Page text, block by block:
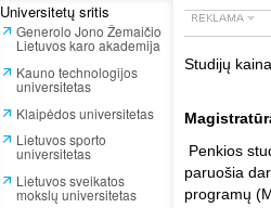
Universitetų sritis
Generolo Jono Žemaičio
Lietuvos karo akademija
Kauno technologijos
universitetas
Klaipėdos universitetas
Lietuvos sporto
universitetas
Lietuvos sveikatos
mokslų universitetas
Studijų
Penkios
paruošia
programų